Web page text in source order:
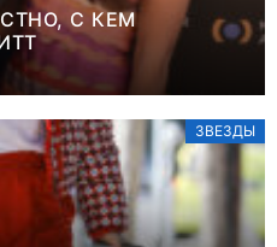
С КЕМ
ЗВЕЗДЫ